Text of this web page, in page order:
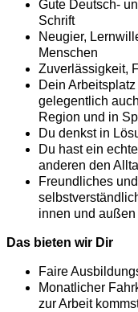
Gute Deutsch-
Schrift
Neugier,
Menschen
Zuverlässigkeit,
Dein
gelegentlich
Region und in
Du denkst in
Du hast ein
anderen den
Freundliches
innen und außen
Das bieten wir Dir
Faire
Monatlicher
zur Arbeit